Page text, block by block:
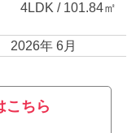
4LDK / 101.84㎡
2026年 6月
こちら